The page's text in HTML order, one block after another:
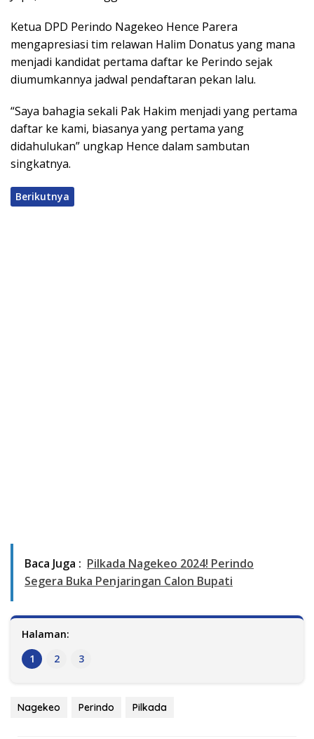
Ketua DPD Perindo Nagekeo Hence Parera
mengapresiasi tim relawan Halim Donatus yang mana
menjadi kandidat pertama daftar ke Perindo sejak
diumumkannya jadwal pendaftaran pekan lalu.
“Saya bahagia sekali Pak Hakim menjadi yang pertama
daftar ke kami, biasanya yang pertama yang
didahulukan” ungkap Hence dalam sambutan
singkatnya.
Berikutnya
Baca Juga : Pilkada Nagekeo 2024! Perindo
Segera Buka Penjaringan Calon Bupati
Halaman:
1
2 3
Nagekeo Perindo Pilkada